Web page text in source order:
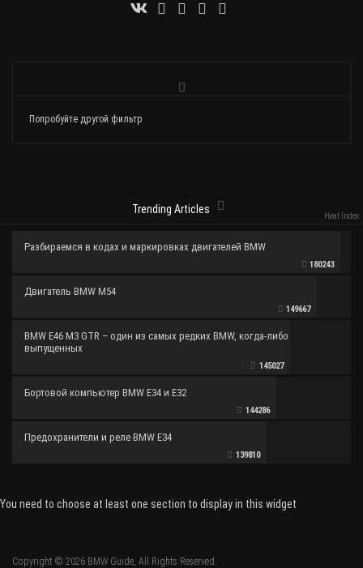
Попробуйте другой фильтр
Trending Articles
Heat Index
Разбираемся в кодах и маркировках двигателей BMW
180243
Двигатель BMW M54
149667
BMW E46 M3 GTR – один из самых редких BMW, когда-либо
выпущенных
145027
Бортовой компьютер BMW E34 и E32
144286
Предохранители и реле BMW E34
139810
You need to choose at least one section to display in this widget
Copyright © 2026 BMW Guide, All Rights Reserved.